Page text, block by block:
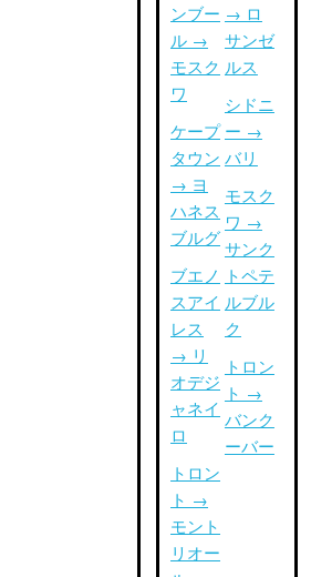
ンブー
ル →
モスク
ワ
ケープ
タウン
→ ヨ
ハネス
ブルグ
ブエノ
スアイ
レス
→ リ
オデジ
ャネイ
ロ
トロン
ト →
モント
リオー
→ ロ
サンゼ
ルス
シドニ
ー →
バリ
モスク
ワ →
サンク
トペテ
ルブル
ク
トロン
ト →
バンク
ーバー